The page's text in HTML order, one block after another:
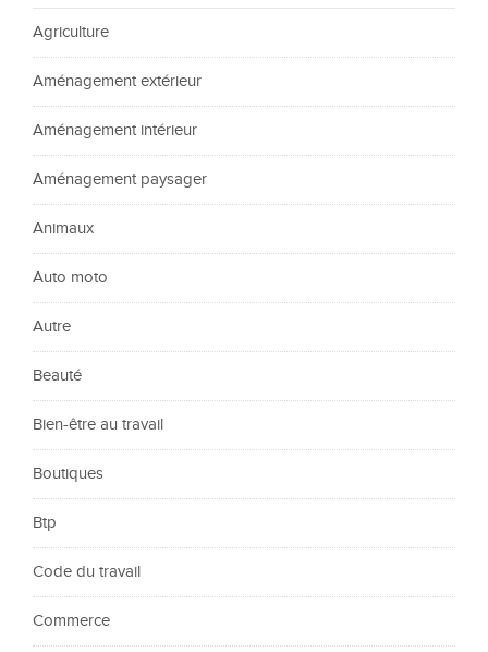
Agriculture
Aménagement extérieur
Aménagement intérieur
Aménagement paysager
Animaux
Auto moto
Autre
Beauté
Bien-être au travail
Boutiques
Btp
Code du travail
Commerce